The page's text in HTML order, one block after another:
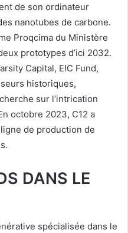
de son ordinateur
nanotubes de carbone.
Proqcima du Ministère
prototypes d’ici 2032.
Capital, EIC Fund,
historiques,
sur l’intrication
octobre 2023, C12 a
de production de
DANS LE
spécialisée dans le